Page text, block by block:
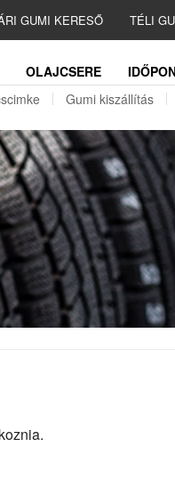
GUMI KERESŐ TÉLI
OLAJCSERE
Gumi kiszállítás